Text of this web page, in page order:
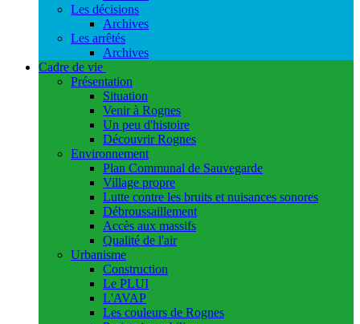
Les décisions
Archives
Les arrêtés
Archives
Cadre de vie
Présentation
Situation
Venir à Rognes
Un peu d'histoire
Découvrir Rognes
Environnement
Plan Communal de Sauvegarde
Village propre
Lutte contre les bruits et nuisances sonores
Débroussaillement
Accès aux massifs
Qualité de l'air
Urbanisme
Construction
Le PLUI
L'AVAP
Les couleurs de Rognes